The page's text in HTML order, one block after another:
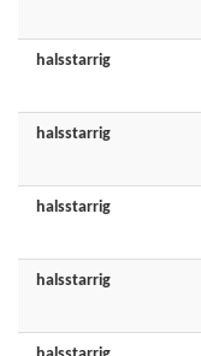
halsstarrig
halsstarrig
halsstarrig
halsstarrig